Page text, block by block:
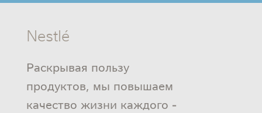
Nestlé
Раскрывая пользу
продуктов, мы повышаем
качество жизни каждого -